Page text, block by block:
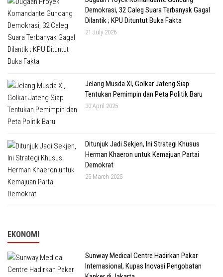
Demokrasi, 32 Caleg Suara Terbanyak Gagal
Dilantik ; KPU Dituntut Buka Fakta
Jelang Musda XI, Golkar Jateng Siap
Tentukan Pemimpin dan Peta Politik Baru
Ditunjuk Jadi Sekjen, Ini Strategi Khusus
Herman Khaeron untuk Kemajuan Partai
Demokrat
EKONOMI
Sunway Medical Centre Hadirkan Pakar
Internasional, Kupas Inovasi Pengobatan
Kanker di Jakarta